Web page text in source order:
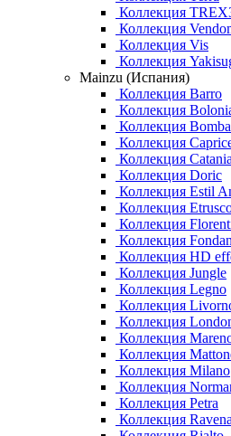
Коллекция
Коллекция
Коллекция Vis
Коллекция
Mainzu (Испания)
Коллекция Barro
Коллекция
Коллекция
Коллекция
Коллекция Catania
Коллекция Doric
Коллекция Estil
Коллекция
Коллекция
Коллекция
Коллекция HD
Коллекция Jungle
Коллекция Legno
Коллекция
Коллекция
Коллекция
Коллекция
Коллекция Milano
Коллекция
Коллекция Petra
Коллекция Ravena